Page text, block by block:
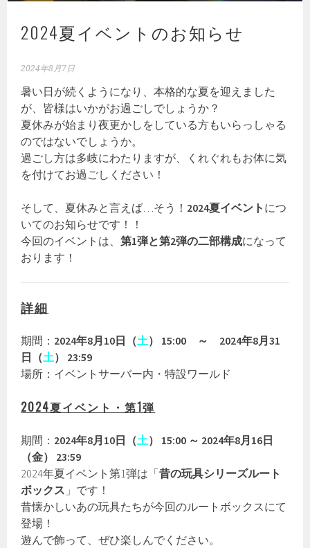
2024夏イベントのお知らせ
2024年8月7日
暑い日が続くようになり、本格的な夏を迎えました
が、皆様はいかがお過ごしでしょうか？
夏休みが始まり夜更かしをしている方もいらっしゃる
のではないでしょうか。
過ごし方は多岐にわたりますが、くれぐれもお体に気
を付けてお過ごしください！
そして、夏休みと言えば…そう！ 2024夏イベント につ
いてのお知らせです！！
今回のイベントは、第1弾と第2弾の二部構成になって
おります！
詳細
期間： 2024年8月10日（土） 15:00 ～ 2024年8月31
日（土） 23:59
場所：イベントサーバー内・特設ワールド
2024夏イベント・第1弾
期間： 2024年8月10日（土） 15:00 ～ 2024年8月16日
（金） 23:59
2024年夏イベント第1弾は「昔の玩具シリーズルート
ボックス 」です！
昔懐かしいあの玩具たちが今回のルートボックスにて
登場！
遊んで飾って、ぜひ楽しんでください。